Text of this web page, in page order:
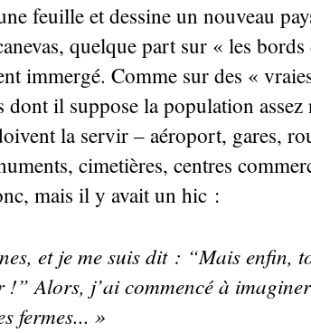
feuille et dessine un nouveau
quelque part sur « les
immergé. Comme sur des «
il suppose la population
la servir – aéroport, gares,
cimetières, centres
mais il y avait un hic :
et je me suis dit : “Mais enfin,
!” Alors, j’ai commencé à
fermes... »